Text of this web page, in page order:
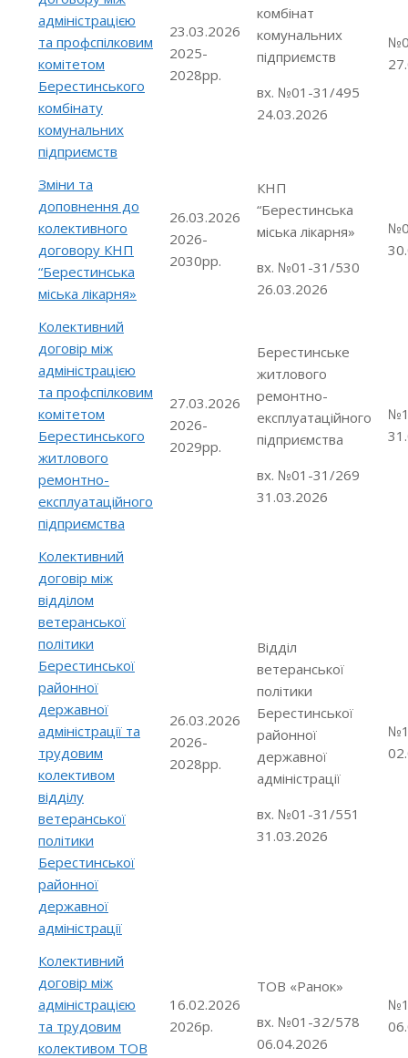
адміністрацією
та профспілковим
комітетом
Берестинського
комбінату
комунальних
підприємств
23.03.2026
2025-
2028рр.
комбінат
комунальних
підприємств
вх. №01-31/495
24.03.2026
Зміни та
доповнення до
колективного
договору КНП
“Берестинська
міська лікарня»
26.03.2026
2026-
2030рр.
КНП
“Берестинська
міська лікарня»
вх. №01-31/530
26.03.2026
Колективний
договір між
адміністрацією
та профспілковим
комітетом
Берестинського
житлового
ремонтно-
експлуатаційного
підприємства
27.03.2026
2026-
2029рр.
Берестинське
житлового
ремонтно-
експлуатаційного
підприємства
вх. №01-31/269
31.03.2026
Колективний
договір між
відділом
ветеранської
політики
Берестинської
районної
державної
адміністрації та
трудовим
колективом
відділу
ветеранської
політики
Берестинської
районної
державної
адміністрації
26.03.2026
2026-
2028рр.
Відділ
ветеранської
політики
Берестинської
районної
державної
адміністрації
вх. №01-31/551
31.03.2026
Колективний
договір між
адміністрацією
та трудовим
колективом ТОВ
16.02.2026
2026р.
ТОВ «Ранок»
вх. №01-32/578
06.04.2026